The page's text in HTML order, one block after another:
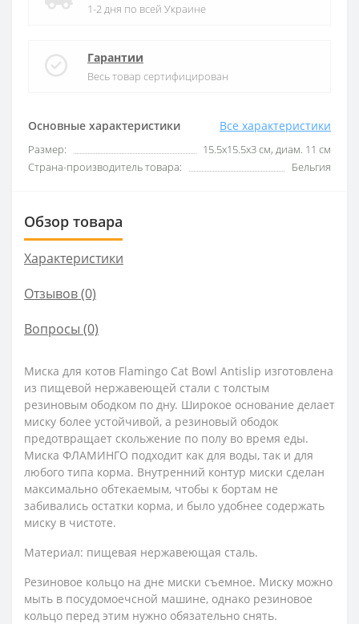
Основные характеристики Все характеристики
Размер:
15.5х15.5х3 см, диам. 11 см
Страна-производитель товара:
Бельгия
1-2 дня по всей Украине
Гарантии
Весь товар сертифицирован
Обзор товара
Характеристики
Отзывов (0)
Вопросы (0)
Миска для котов Flamingo Cat Bowl Antislip изготовлена
из пищевой нержавеющей стали с толстым
резиновым ободком по дну. Широкое основание делает
миску более устойчивой, а резиновый ободок
предотвращает скольжение по полу во время еды.
Миска ФЛАМИНГО подходит как для воды, так и для
любого типа корма. Внутренний контур миски сделан
максимально обтекаемым, чтобы к бортам не
забивались остатки корма, и было удобнее содержать
миску в чистоте.
Материал: пищевая нержавеющая сталь.
Резиновое кольцо на дне миски съемное. Миску можно
мыть в посудомоечсной машине, однако резиновое
кольцо перед этим нужно обязательно снять.